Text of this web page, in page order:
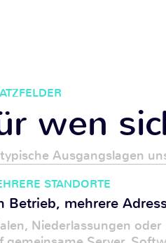
wen
Ausgangslagen
STANDORTE
Betrieb, mehrere
Niederlassungen